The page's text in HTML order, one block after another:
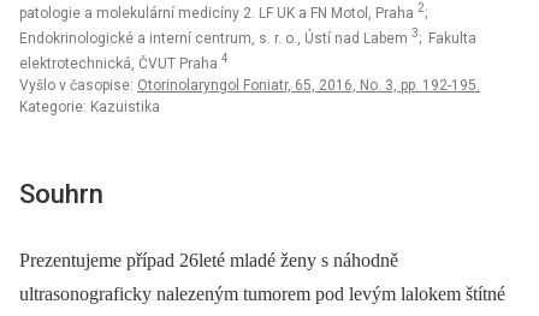
patologie a molekulární medicíny 2. LF UK a FN Motol, Praha 2;
Endokrinologické a interní centrum, s. r. o., Ústí nad Labem 3; Fakulta
elektrotechnická, ČVUT Praha 4
Vyšlo v časopise: Otorinolaryngol Foniatr, 65, 2016, No. 3, pp. 192-195.
Kategorie: Kazuistika
Souhrn
Prezentujeme případ 26leté mladé ženy s náhodně
ultrasonograficky nalezeným tumorem pod levým lalokem štítné